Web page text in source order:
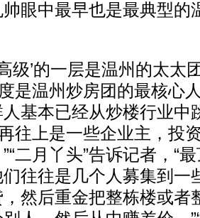
中最早也是最典型的
’的一层是温州的太太
是温州炒房团的最核心
基本已经从炒楼行业中
往上是一些企业主，投
二月丫头”告诉记者，“
往往是几个人募集到一
然后重金把整栋楼或者